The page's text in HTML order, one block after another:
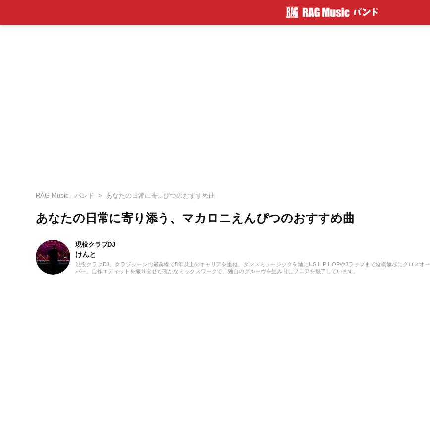
RAG Music - バンド あなたの日常に寄...ぴつのおすすめ曲
あなたの日常に寄り添う、マカロニえんぴつのおすすめ曲
現役クラブDJ
けんと
現役クラブDJ。クラブシーンの最前線で5年以上のキャリアを重ね、ダンスミュージックを軸にUS HIP HOPやJラップまで縦横無尽にクロスオー
バー。自作エディットを織り交ぜた確かなミックスワークで、独自のグルーヴを生み出しフロアを魅了しています。